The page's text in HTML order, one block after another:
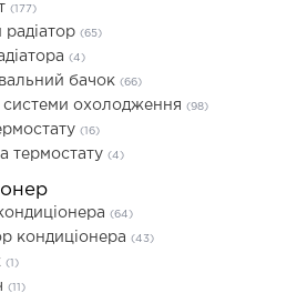
(177)
(65)
(4)
бачок (66)
системи охолодження (98)
(16)
термостату (4)
(64)
кондиціонера (43)
(1)
(11)